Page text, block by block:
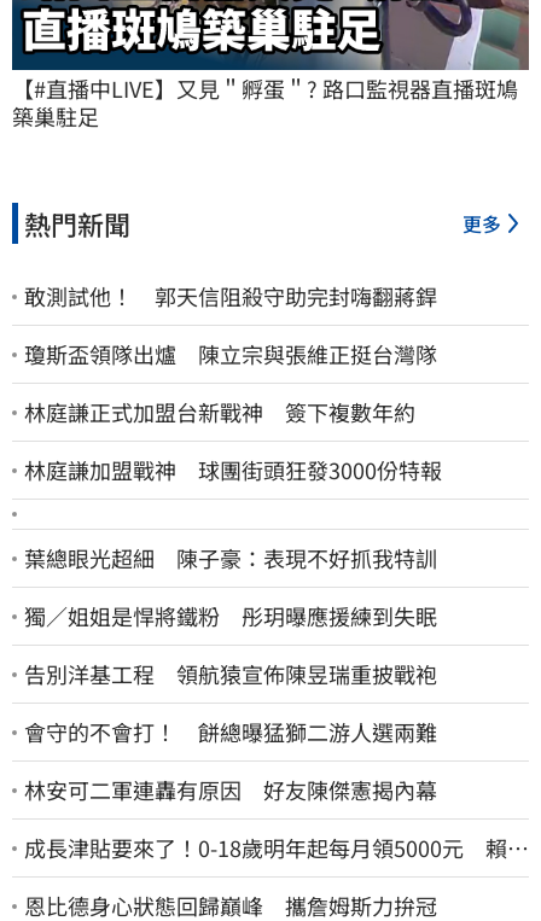
【#直播中LIVE】又見＂孵蛋＂? 路口監視器直播斑鳩
築巢駐足
熱門新聞 更多
敢測試他！ 郭天信阻殺守助完封嗨翻蔣銲
瓊斯盃領隊出爐 陳立宗與張維正挺台灣隊
林庭謙正式加盟台新戰神 簽下複數年約
林庭謙加盟戰神 球團街頭狂發3000份特報
葉總眼光超細 陳子豪：表現不好抓我特訓
獨／姐姐是悍將鐵粉 彤玥曝應援練到失眠
告別洋基工程 領航猿宣佈陳昱瑞重披戰袍
會守的不會打！ 餅總曝猛獅二游人選兩難
林安可二軍連轟有原因 好友陳傑憲揭內幕
成長津貼要來了！0-18歲明年起每月領5000元 賴清
德：此時不生更待何時
恩比德身心狀態回歸巔峰 攜詹姆斯力拚冠